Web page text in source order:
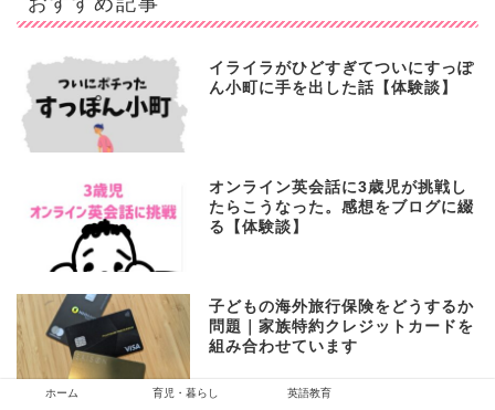
イライラがひどすぎてついにすっぽ
ん小町に手を出した話【体験談】
オンライン英会話に3歳児が挑戦し
たらこうなった。感想をブログに綴
る【体験談】
子どもの海外旅行保険をどうするか
問題｜家族特約クレジットカードを
組み合わせています
ホーム 育児・暮らし 英語教育